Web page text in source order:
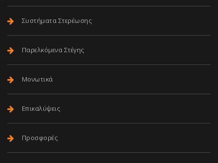
Συστήματα Στερέωσης
Παρελκόμενα Στέγης
Μονωτικά
Επικαλύψεις
Προσφορές